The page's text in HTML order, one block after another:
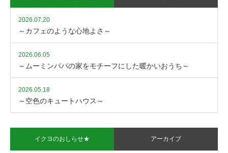
ワンちゃん大好きなご主人と
けまわれます。おばあ様から
譲り受けた土地にお家を建て
形・水栓にもこだわり奥様専
した。床クロス建具他、カラ
ほほえみハウス～Nさま
邸・大阪狭山市～
えがおの素敵な奥さまとご主
人、元気なお子様たちがのび
のびくらせるすてきな工夫が
もりだくさんのおうちです。
さま邸。一歩おうちに入る
2026.07.20
～カフェのような心地よさ～
2026.06.05
～ムーミンパパの家をモチーフにした暖かいおうち～
2026.05.18
～空色のキュートハウス～
イクヨのおしらせ★ アーカイブ